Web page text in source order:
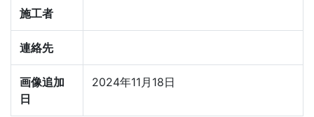
施工者
連絡先
画像追加
日
2024年11月18日